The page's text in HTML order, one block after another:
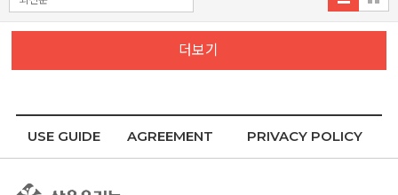
더보기
USE GUIDE AGREEMENT PRIVACY POLICY